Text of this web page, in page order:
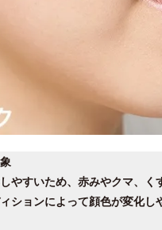
やすいため、赤みやクマ、く
ションによって顔色が変化し